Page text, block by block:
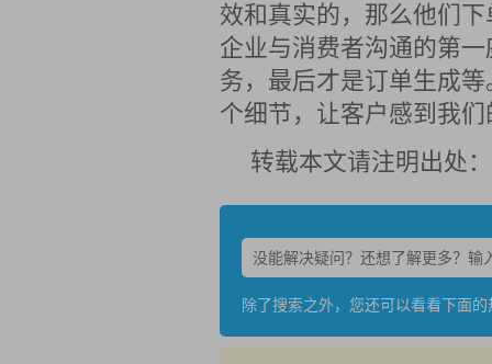
效和真实的，那么他们
企业与消费者沟通的第
务，最后才是订单生成
个细节，让客户感到我
转载本文请注明出处：
除了搜索之外，您还可以看看下面